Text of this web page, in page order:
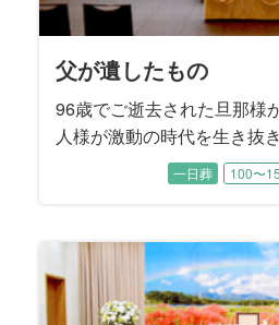
父が遺したもの
96歳でご逝去された旦那様
人様が激動の時代を生き抜
大切な宝物はご家族。 そん
して悔いが残らないように
手伝いさせて頂きました。
一日葬 100〜